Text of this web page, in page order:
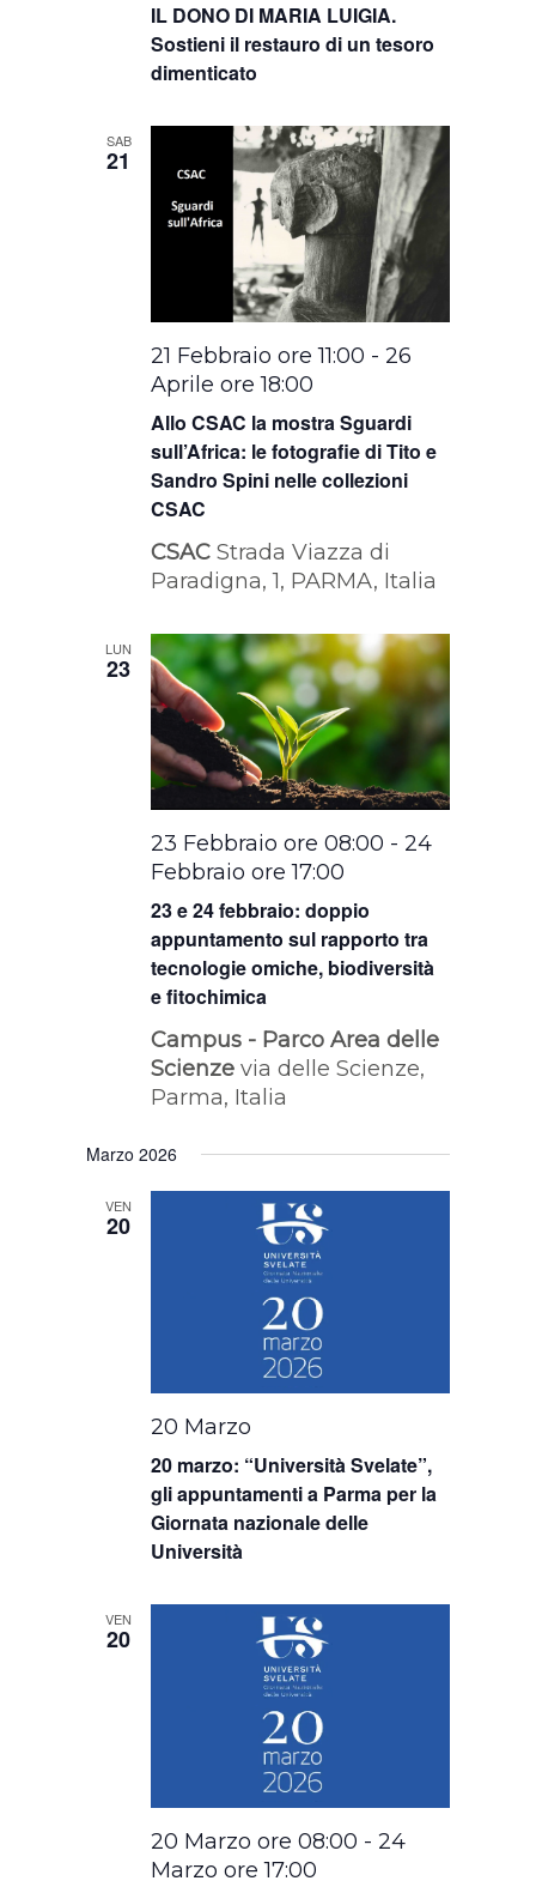
IL DONO DI MARIA LUIGIA.
Sostieni il restauro di un tesoro
dimenticato
SAB
21
Allo CSAC la mostra Sguardi
sull’Africa: le fotografie di Tito e
Sandro Spini nelle collezioni
CSAC
21 Febbraio ore 11:00 -26
Aprile ore 18:00
CSACStrada Viazza di
Paradigna, 1, PARMA, Italia
LUN
23
23 e 24 febbraio: doppio
appuntamento sul rapporto tra
tecnologie omiche, biodiversità
e fitochimica
23 Febbraio ore 08:00 -24
Febbraio ore 17:00
Campus - Parco Area delle
Scienzevia delle Scienze,
Parma, Italia
Marzo 2026
VEN
20
20 marzo: “Università Svelate”,
gli appuntamenti a Parma per la
Giornata nazionale delle
Università
20 Marzo
VEN
20
20 Marzo ore 08:00 -24
Marzo ore 17:00